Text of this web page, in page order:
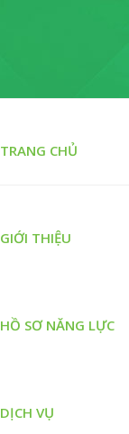
TRANG CHỦ
GIỚI THIỆU
HỒ SƠ NĂNG LỰC
DỊCH VỤ